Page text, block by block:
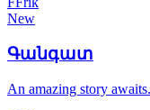
New
Գանգատ
An amazing story